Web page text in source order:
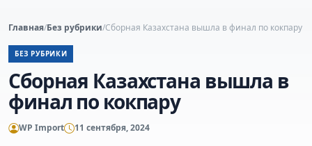
Главная/Без рубрики/Сборная Казахстана вышла в финал по кокпару
БЕЗ РУБРИКИ
Сборная Казахстана вышла в
финал по кокпару
WP Import 11 сентября, 2024